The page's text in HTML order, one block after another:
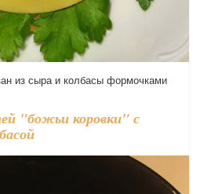
из сыра и колбасы формочками
"божьи коровки" с